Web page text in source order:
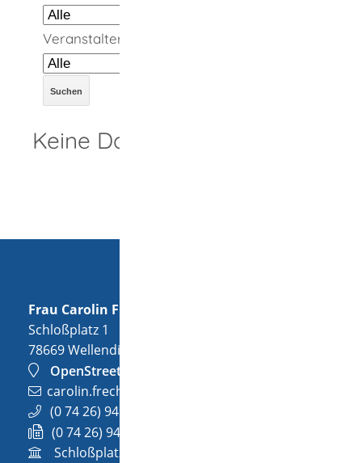
Frau Carolin Frech
Schloßplatz 1
78669Wellendingen
OpenStreetMap
carolin.frech@wellendingen.de
(07426) 94
(07426) 94
Schloßplatz 1, 78669 Wellendingen
Veranstalter
Keine Daten vorhanden